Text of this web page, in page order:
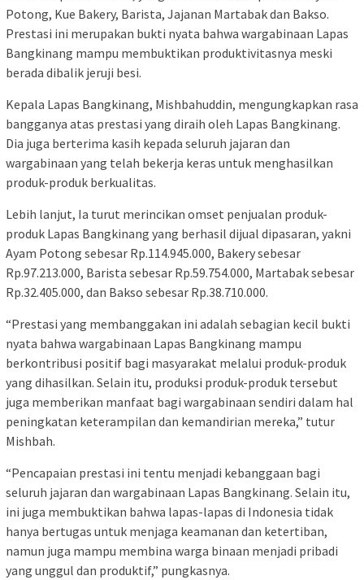
Potong, Kue Bakery, Barista, Jajanan Martabak dan Bakso.
Prestasi ini merupakan bukti nyata bahwa wargabinaan Lapas
Bangkinang mampu membuktikan produktivitasnya meski
berada dibalik jeruji besi.
Kepala Lapas Bangkinang, Mishbahuddin, mengungkapkan rasa
bangganya atas prestasi yang diraih oleh Lapas Bangkinang.
Dia juga berterima kasih kepada seluruh jajaran dan
wargabinaan yang telah bekerja keras untuk menghasilkan
produk-produk berkualitas.
Lebih lanjut, Ia turut merincikan omset penjualan produk-
produk Lapas Bangkinang yang berhasil dijual dipasaran, yakni
Ayam Potong sebesar Rp.114.945.000, Bakery sebesar
Rp.97.213.000, Barista sebesar Rp.59.754.000, Martabak sebesar
Rp.32.405.000, dan Bakso sebesar Rp.38.710.000.
“Prestasi yang membanggakan ini adalah sebagian kecil bukti
nyata bahwa wargabinaan Lapas Bangkinang mampu
berkontribusi positif bagi masyarakat melalui produk-produk
yang dihasilkan. Selain itu, produksi produk-produk tersebut
juga memberikan manfaat bagi wargabinaan sendiri dalam hal
peningkatan keterampilan dan kemandirian mereka,” tutur
Mishbah.
“Pencapaian prestasi ini tentu menjadi kebanggaan bagi
seluruh jajaran dan wargabinaan Lapas Bangkinang. Selain itu,
ini juga membuktikan bahwa lapas-lapas di Indonesia tidak
hanya bertugas untuk menjaga keamanan dan ketertiban,
namun juga mampu membina warga binaan menjadi pribadi
yang unggul dan produktif,” pungkasnya.